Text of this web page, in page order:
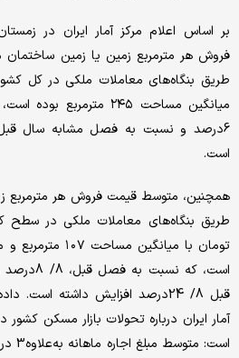
بر اساس اعلام مرکز آمار ایران در
فروش هر مترمربع زمین یا زمین ساختمان
است.
همچنین، متوسط قیمت فروش هر مترمربع
است، که
قبل 8/ 24‌درصد افزایش داشته